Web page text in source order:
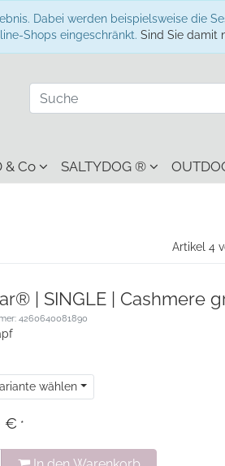
Dabei werden beispielsweise die
Shops eingeschränkt. Sind Sie damit
& Co SALTYDOG ®
Artikel 4
| SINGLE | Cashmere
4260640081890
wählen
€ *